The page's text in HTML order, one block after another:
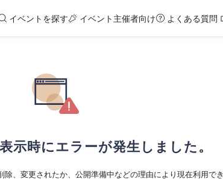
イベントを探す イベント主催者向け よくある質問
示時にエラーが発生しました。
除、変更されたか、公開準備中などの理由により現在利用でき